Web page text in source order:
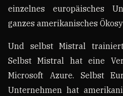
einzelnes europäisches
ganzes amerikanisches
Und selbst Mistral
Selbst Mistral hat eine
Microsoft Azure. Selbst
Unternehmen hat